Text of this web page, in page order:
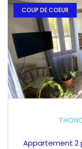
COUP DE COEUR